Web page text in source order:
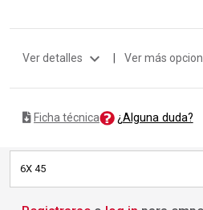
Ver detalles expand_more | Ver más
Ficha técnica ¿Alguna duda?
6X 45